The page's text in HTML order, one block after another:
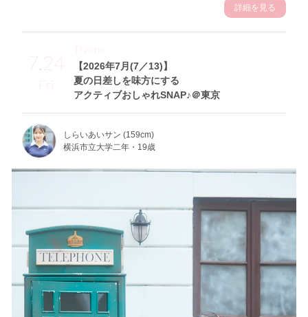
詳細を見る
7.24
Fri
【2026年7月(7／13)】
夏の日差しを味方にする
アクティブおしゃれSNAP♪＠東京
Theme
しらいあいサン (159cm)
横浜市立大学二年・19歳